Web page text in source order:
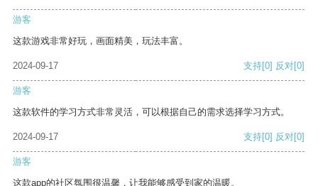
游客
这款游戏非常好玩，画面精美，玩法丰富。
2024-09-17 支持[0] 反对[0]
游客
这款软件的学习方式非常灵活，可以根据自己的需求选择学习方式。
2024-09-17 支持[0] 反对[0]
游客
这款app的社区氛围很温馨，让我能够感受到家的温暖。